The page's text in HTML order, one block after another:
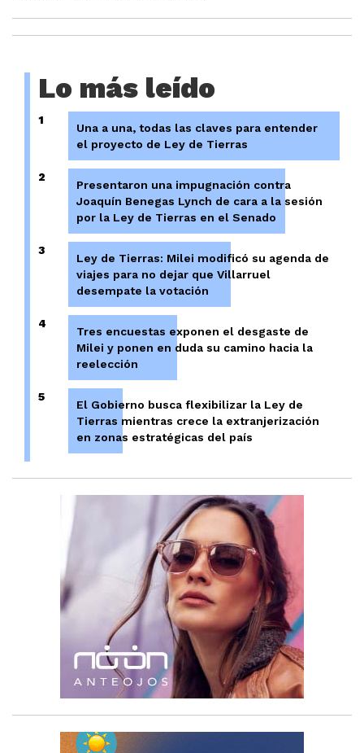
Lo más leído
1
Una a una, todas las claves para entender
el proyecto de Ley de Tierras
2
Presentaron una impugnación contra
Joaquín Benegas Lynch de cara a la sesión
por la Ley de Tierras en el Senado
3
Ley de Tierras: Milei modificó su agenda de
viajes para no dejar que Villarruel
desempate la votación
4
Tres encuestas exponen el desgaste de
Milei y ponen en duda su camino hacia la
reelección
5
El Gobierno busca flexibilizar la Ley de
Tierras mientras crece la extranjerización
en zonas estratégicas del país